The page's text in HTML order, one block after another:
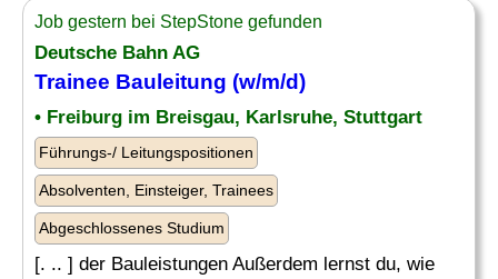
Job gestern bei StepStone gefunden
Deutsche Bahn AG
Trainee Bauleitung (w/m/d)
• Freiburg im Breisgau, Karlsruhe, Stuttgart
Führungs-/ Leitungspositionen
Absolventen, Einsteiger, Trainees
Abgeschlossenes Studium
[. .. ] der Bauleistungen Außerdem lernst du, wie